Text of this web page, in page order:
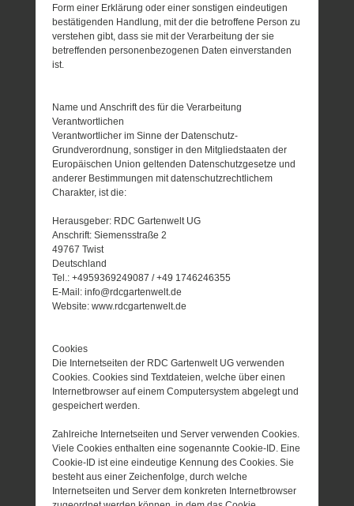
Form einer Erklärung oder einer sonstigen eindeutigen
bestätigenden Handlung, mit der die betroffene Person zu
verstehen gibt, dass sie mit der Verarbeitung der sie
betreffenden personenbezogenen Daten einverstanden
ist.
Name und Anschrift des für die Verarbeitung
Verantwortlichen
Verantwortlicher im Sinne der Datenschutz-
Grundverordnung, sonstiger in den Mitgliedstaaten der
Europäischen Union geltenden Datenschutzgesetze und
anderer Bestimmungen mit datenschutzrechtlichem
Charakter, ist die:
Herausgeber: RDC Gartenwelt UG
Anschrift: Siemensstraße 2
49767 Twist
Deutschland
Tel.: +4959369249087 / +49 1746246355
E-Mail: info@rdcgartenwelt.de
Website: www.rdcgartenwelt.de
Cookies
Die Internetseiten der RDC Gartenwelt UG verwenden
Cookies. Cookies sind Textdateien, welche über einen
Internetbrowser auf einem Computersystem abgelegt und
gespeichert werden.
Zahlreiche Internetseiten und Server verwenden Cookies.
Viele Cookies enthalten eine sogenannte Cookie-ID. Eine
Cookie-ID ist eine eindeutige Kennung des Cookies. Sie
besteht aus einer Zeichenfolge, durch welche
Internetseiten und Server dem konkreten Internetbrowser